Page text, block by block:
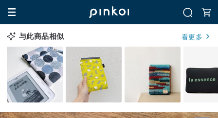
与此商品相似 看更多